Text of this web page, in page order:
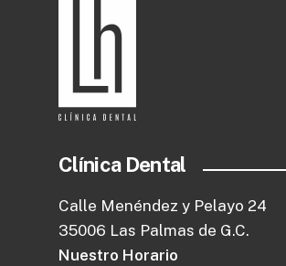
Clínica Dental
Calle Menéndez y Pelayo 24
35006 Las Palmas de G.C.
Nuestro Horario